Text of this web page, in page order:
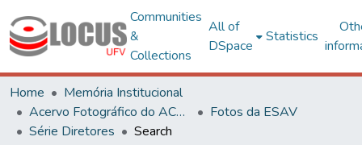
Communities
&
Collections
All of
DSpace
Statistics
Home
Memória Institucional
Acervo Fotográfico do ACH-UFV
Fotos da ESAV
Série Diretores
Search